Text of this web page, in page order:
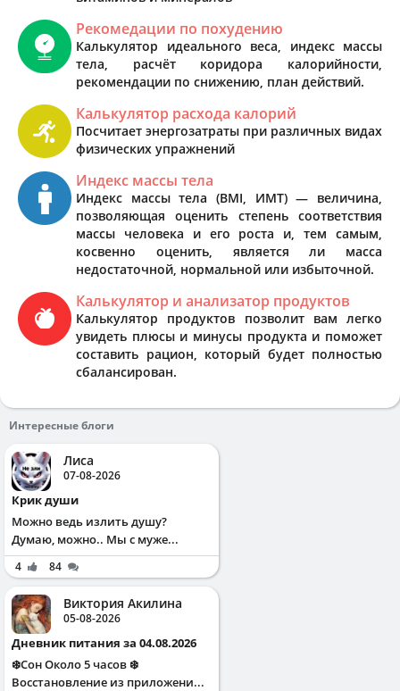
Рекомедации по похудению
Калькулятор идеального веса, индекс массы
тела, расчёт коридора калорийности,
рекомендации по снижению, план действий.
Калькулятор расхода калорий
Посчитает энергозатраты при различных видах
физических упражнений
Индекс массы тела
Индекс массы тела (BMI, ИМТ) — величина,
позволяющая оценить степень соответствия
массы человека и его роста и, тем самым,
косвенно оценить, является ли масса
недостаточной, нормальной или избыточной.
Калькулятор и анализатор продуктов
Калькулятор продуктов позволит вам легко
увидеть плюсы и минусы продукта и поможет
составить рацион, который будет полностью
сбалансирован.
Интересные блоги
Лиса
07-08-2026
Крик души
Можно ведь излить душу?
Думаю, можно.. Мы с муже...
4 84
Виктория Акилина
05-08-2026
Дневник питания за 04.08.2026
❄️Сон Около 5 часов ❄️
Восстановление из приложени...